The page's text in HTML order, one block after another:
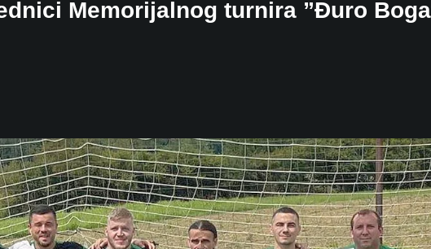
Memorijalnog turnira ”Đuro